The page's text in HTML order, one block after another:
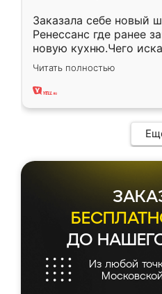
Заказала себе новый
Ренессанс где ранее
новую кухню.Чего
вполне довольна.
два года, нареканий нет.
Читать полностью
ДО
Из любой